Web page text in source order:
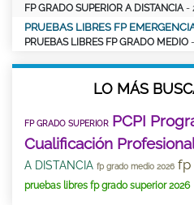
FP GRADO SUPERIOR A DISTANCIA -
PRUEBAS LIBRES FP
PRUEBAS LIBRES FP GRADO MEDIO
LO MÁS
FP GRADO SUPERIOR PCPI
Cualificación
A DISTANCIA fp grado medio 2026 fp
pruebas libres fp grado superior 2026